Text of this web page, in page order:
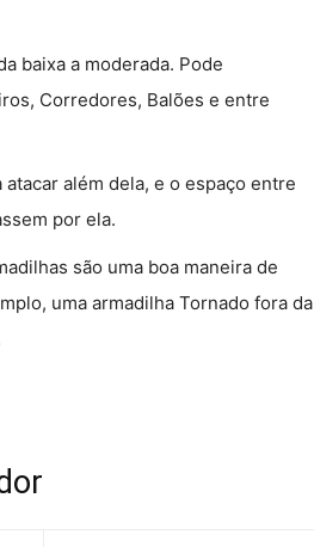
baixa a moderada. Pode
Corredores, Balões e entre
além dela, e o espaço entre
por ela.
são uma boa maneira de
uma armadilha Tornado fora da